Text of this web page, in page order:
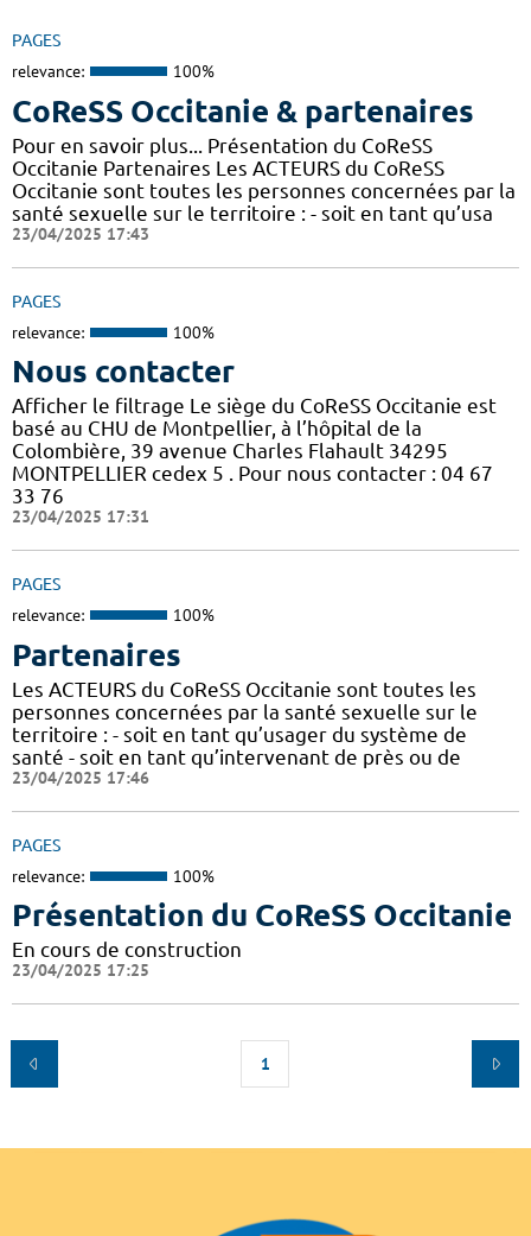
PAGES
relevance: 100%
CoReSS Occitanie & partenaires
Pour en savoir plus... Présentation du CoReSS
Occitanie Partenaires Les ACTEURS du CoReSS
Occitanie sont toutes les personnes concernées par la
santé sexuelle sur le territoire : - soit en tant qu’usa
23/04/2025 17:43
PAGES
relevance: 100%
Nous contacter
Afficher le filtrage Le siège du CoReSS Occitanie est
basé au CHU de Montpellier, à l’hôpital de la
Colombière, 39 avenue Charles Flahault 34295
MONTPELLIER cedex 5 . Pour nous contacter : 04 67
33 76
23/04/2025 17:31
PAGES
relevance: 100%
Partenaires
Les ACTEURS du CoReSS Occitanie sont toutes les
personnes concernées par la santé sexuelle sur le
territoire : - soit en tant qu’usager du système de
santé - soit en tant qu’intervenant de près ou de
23/04/2025 17:46
PAGES
relevance: 100%
Présentation du CoReSS Occitanie
En cours de construction
23/04/2025 17:25
1